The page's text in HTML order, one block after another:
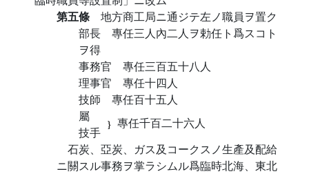
第五條 地方商工局ニ通ジテ左ノ職員ヲ置ク
部長 專任三人內二人ヲ勅任ト爲スコト
ヲ得
事務官 專任三百五十八人
理事官 專任十四人
技師 專任百十五人
屬
技手
專任千百二十六人
石炭、亞炭、ガス及コークスノ生產及配給
ニ關スル事務ヲ掌ラシムル爲臨時北海、東北